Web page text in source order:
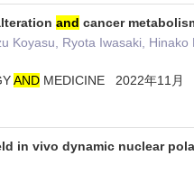
and cancer
Koyasu, Ryota Iwasaki,
AND MEDICINE 2022年11月
in vivo dynamic nuclear